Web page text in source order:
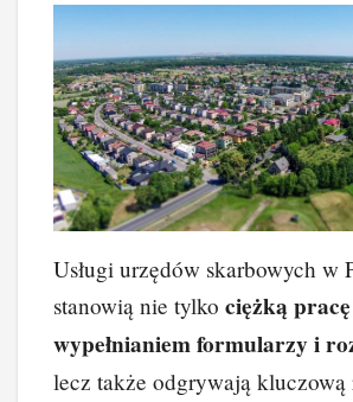
Usługi urzędów skarbowych w
stanowią nie tylko ciężką
wypełnianiem formularzy i
lecz także odgrywają kluczową